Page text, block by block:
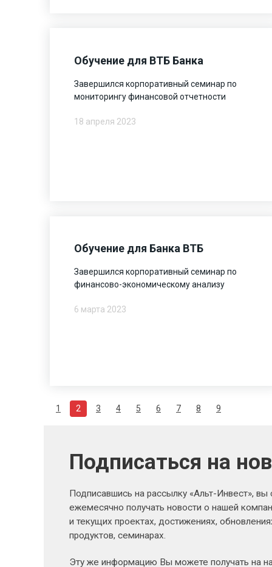
Обучение для ВТБ Банка
Завершился корпоративный семинар по
мониторингу финансовой отчетности
18 апреля 2023
Обучение для Банка ВТБ
Завершился корпоративный семинар по
финансово-экономическому анализу
6 марта 2023
1 2 3 4 5 6 7 8 9
Подписаться на
Подписавшись на рассылку «Альт-Инвест»,
ежемесячно получать новости о нашей
и текущих проектах, достижениях,
продуктов, семинарах.
Эту же информацию Вы можете получать на